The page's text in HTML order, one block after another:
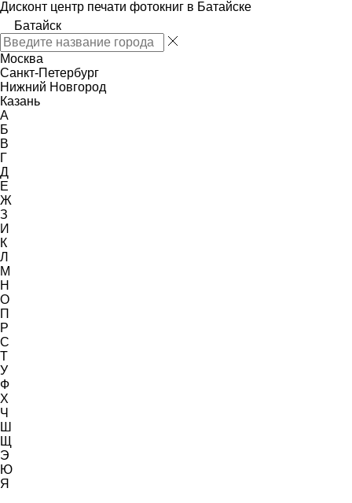
Дисконт центр печати фотокниг в Батайске
Батайск
Москва
Санкт-Петербург
Нижний Новгород
Казань
А
Б
В
Г
Д
Е
Ж
З
И
К
Л
М
Н
О
П
Р
С
Т
У
Ф
Х
Ч
Ш
Щ
Э
Ю
Я